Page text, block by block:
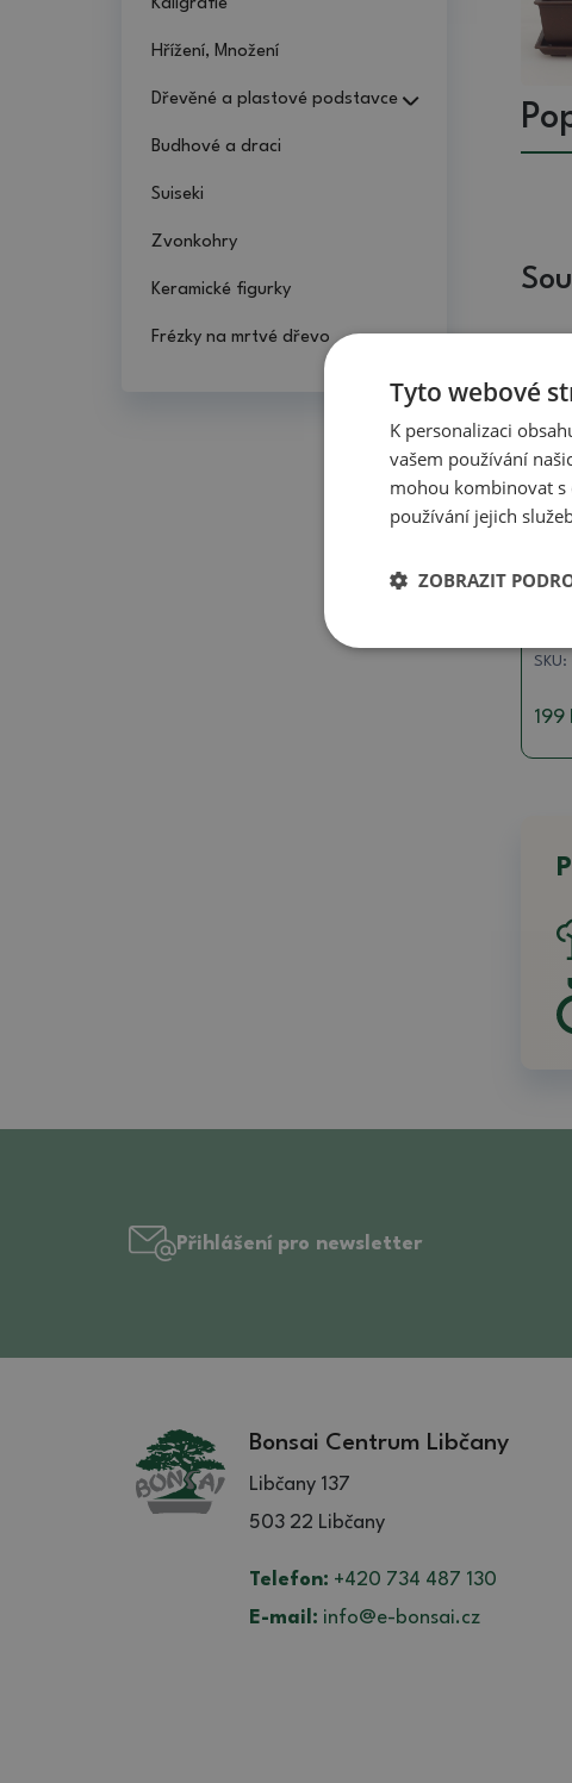
Kaligrafie
Hřížení, Množení
Dřevěné a plastové podstavce
Budhové a draci
Suiseki
Zvonkohry
Keramické figurky
Frézky na mrtvé dřevo
SKU:
199
Přihlášení pro newsletter
Bonsai Centrum Libčany
Libčany 137
503 22 Libčany
Telefon: +420 734 487 130
E-mail: info@e-bonsai.cz
Tyto webové
K personalizaci
vašem používání
mohou kombinovat
používání jejich
ZOBRAZIT